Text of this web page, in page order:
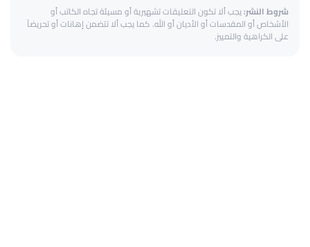
شروط النشر:يجب ألا تكون التعليقات تشهيرية أو مسيئة تجاه الكاتب أو
الأشخاص أو المقدسات أو الأديان أو الله. كما يجب ألا تتضمن إهانات أو تحريضاً
على الكراهية والتمييز.